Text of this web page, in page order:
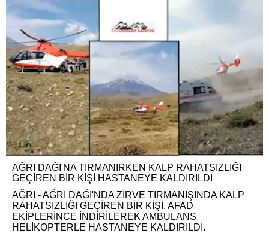
AĞRI DAĞI'NA TIRMANIRKEN KALP RAHATSIZLIĞI
GEÇİREN BİR KİŞİ HASTANEYE KALDIRILDI
AĞRI - AĞRI DAĞI'NDA ZİRVE TIRMANIŞINDA KALP
RAHATSIZLIĞI GEÇİREN BİR KİŞİ, AFAD
EKİPLERİNCE İNDİRİLEREK AMBULANS
HELİKOPTERLE HASTANEYE KALDIRILDI.